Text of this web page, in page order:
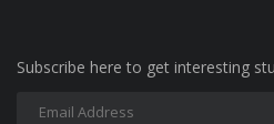
Subscribe here to get interesting